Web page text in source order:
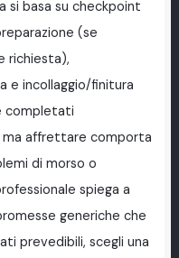
si basa su checkpoint
(se
richiesta),
e incollaggio/finitura
completati
ma affrettare comporta
di morso o
spiega a
generiche che
prevedibili, scegli una